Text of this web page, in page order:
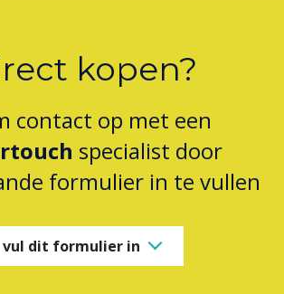
kopen?
contact op met een
specialist door
formulier in te vullen
vul dit formulier in